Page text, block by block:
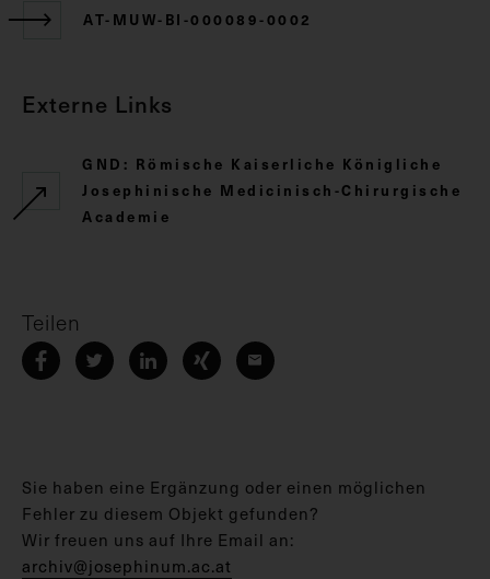
AT-MUW-BI-000089-0002
Externe Links
GND: Römische Kaiserliche Königliche
Josephinische Medicinisch-Chirurgische
Academie
Teilen
Sie haben eine Ergänzung oder einen möglichen
Fehler zu diesem Objekt gefunden?
Wir freuen uns auf Ihre Email an:
archiv@josephinum.ac.at